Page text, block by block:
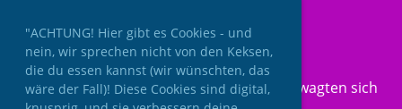
"ACHTUNG! Hier gibt es Cookies - und
nein, wir sprechen nicht von den Keksen,
die du essen kannst (wir wünschten, das
wäre der Fall)! Diese Cookies sind digital,
🥇Lilly
Ausserdem waren die Integrations– und
Rollstuhgruppe gut besetzt. 23 Personen wagten sich